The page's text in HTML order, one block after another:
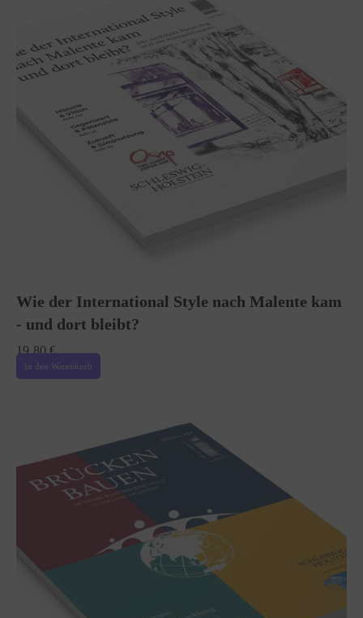
Wie der International Style nach Malente kam
- und dort bleibt?
19,80€
In den Warenkorb